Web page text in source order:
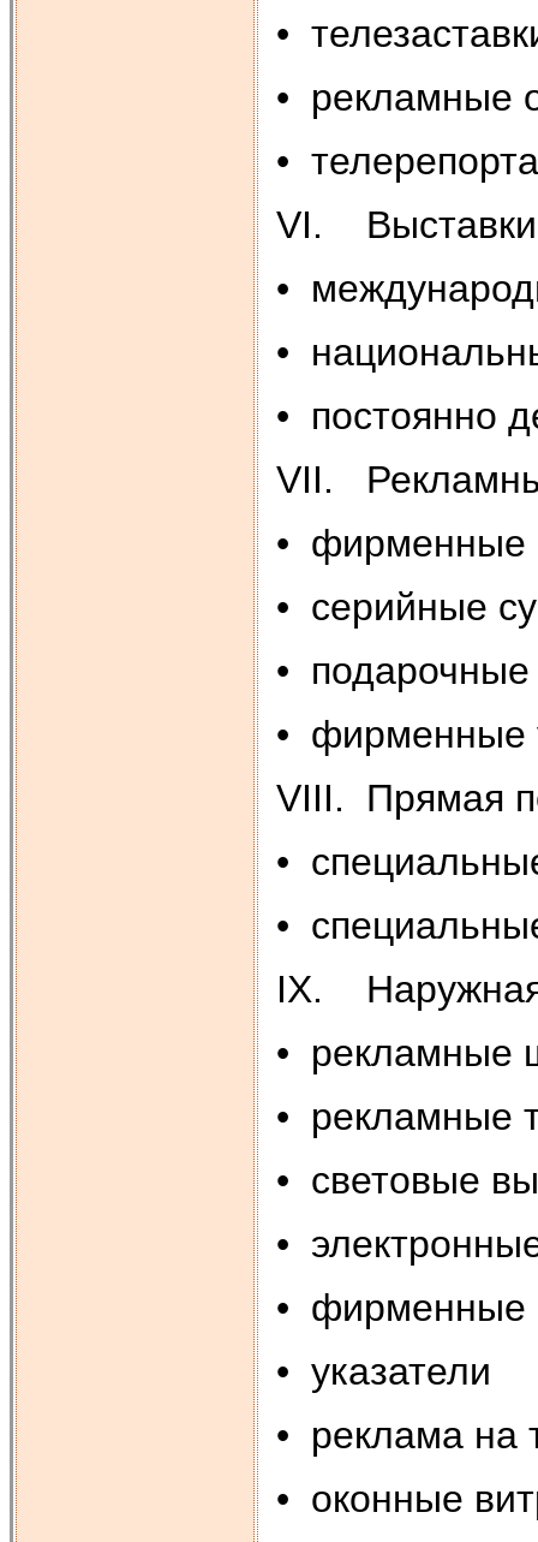
•
• рекламные
•
VI. Выставки
•
•
• постоянно
VII.
• фирменные
• серийные
• подарочные
• фирменные
VIII. Прямая
•
•
IX.
• рекламные
• рекламные
• световые
•
• фирменные
• указатели
• реклама на
• оконные